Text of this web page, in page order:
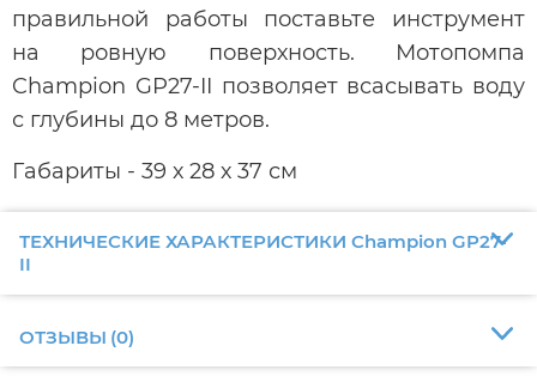
правильной работы поставьте инструмент
на ровную поверхность. Мотопомпа
Champion GP27-II позволяет всасывать воду
с глубины до 8 метров.
Габариты - 39 х 28 х 37 см
ТЕХНИЧЕСКИЕ ХАРАКТЕРИСТИКИ Champion GP27-
II
ОТЗЫВЫ (0)